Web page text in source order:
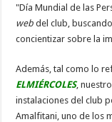
"Día Mundial de las
web del club,
concientizar sobre la
Además, tal como lo
ELMIÉRCOLES,
instalaciones del club
Amalfitani, uno de los